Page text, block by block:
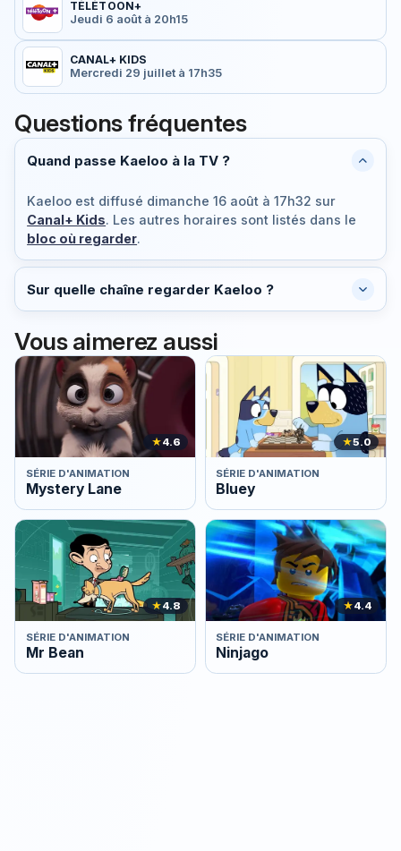
TÉLÉTOON+
Jeudi 6 août à 20h15
CANAL+ KIDS
Mercredi 29 juillet à 17h35
Questions fréquentes
Quand passe Kaeloo à la TV ?
Kaeloo est diffusé dimanche 16 août à 17h32 sur
Canal+ Kids. Les autres horaires sont listés dans le
bloc où regarder.
Sur quelle chaîne regarder Kaeloo ?
Vous aimerez aussi
★4.6
SÉRIE D'ANIMATION
Mystery Lane
★5.0
SÉRIE D'ANIMATION
Bluey
★4.8
SÉRIE D'ANIMATION
Mr Bean
★4.4
SÉRIE D'ANIMATION
Ninjago